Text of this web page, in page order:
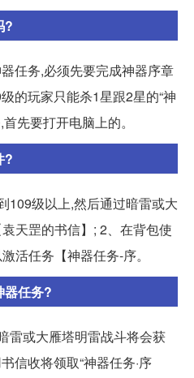
?
任务,必须先要完成神器序章
的玩家只能杀1星跟2星的“神
先要打开电脑上的。
?
109级以上,然后通过暗雷或大
天罡的书信】; 2、在背包使
活任务【神器任务-序。
器任务?
雷或大雁塔明雷战斗将会获
信收将领取“神器任务·序